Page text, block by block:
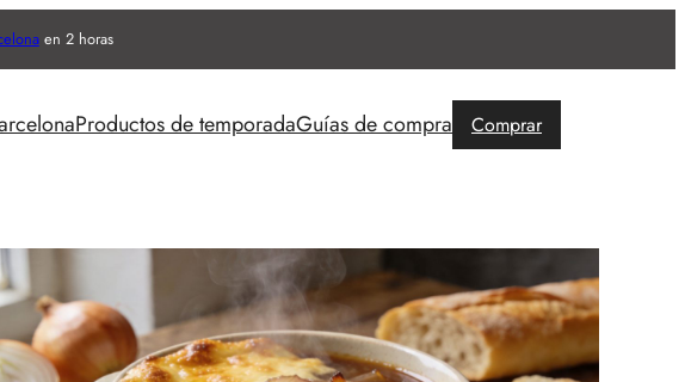
en 2 horas
Productos de temporadaGuías de compra Comprar